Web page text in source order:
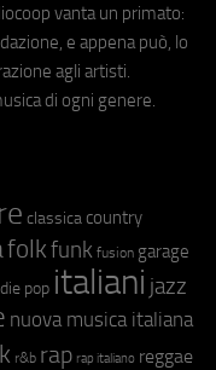
vanta un primato:
e appena può, lo
agli artisti.
di ogni genere.
classica country
folkfunk fusion garage
pop italiani jazz
nuova musica italiana
r&b rap rap italiano reggae